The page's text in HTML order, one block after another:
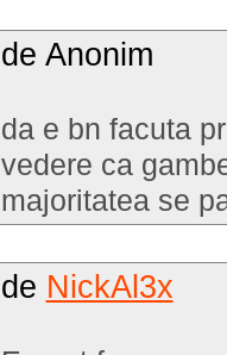
de Anonim
da e bn facuta
vedere ca
majoritatea se
de NickAl3x